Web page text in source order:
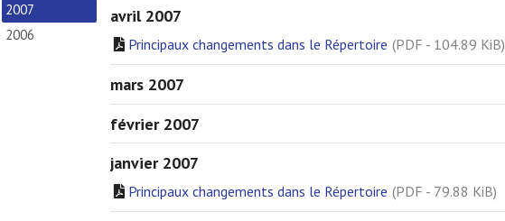
2007
2006
avril 2007
Principaux changements dans le Répertoire (PDF - 104.89 KiB)
mars 2007
février 2007
janvier 2007
Principaux changements dans le Répertoire (PDF - 79.88 KiB)